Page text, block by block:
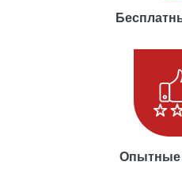
Опытные